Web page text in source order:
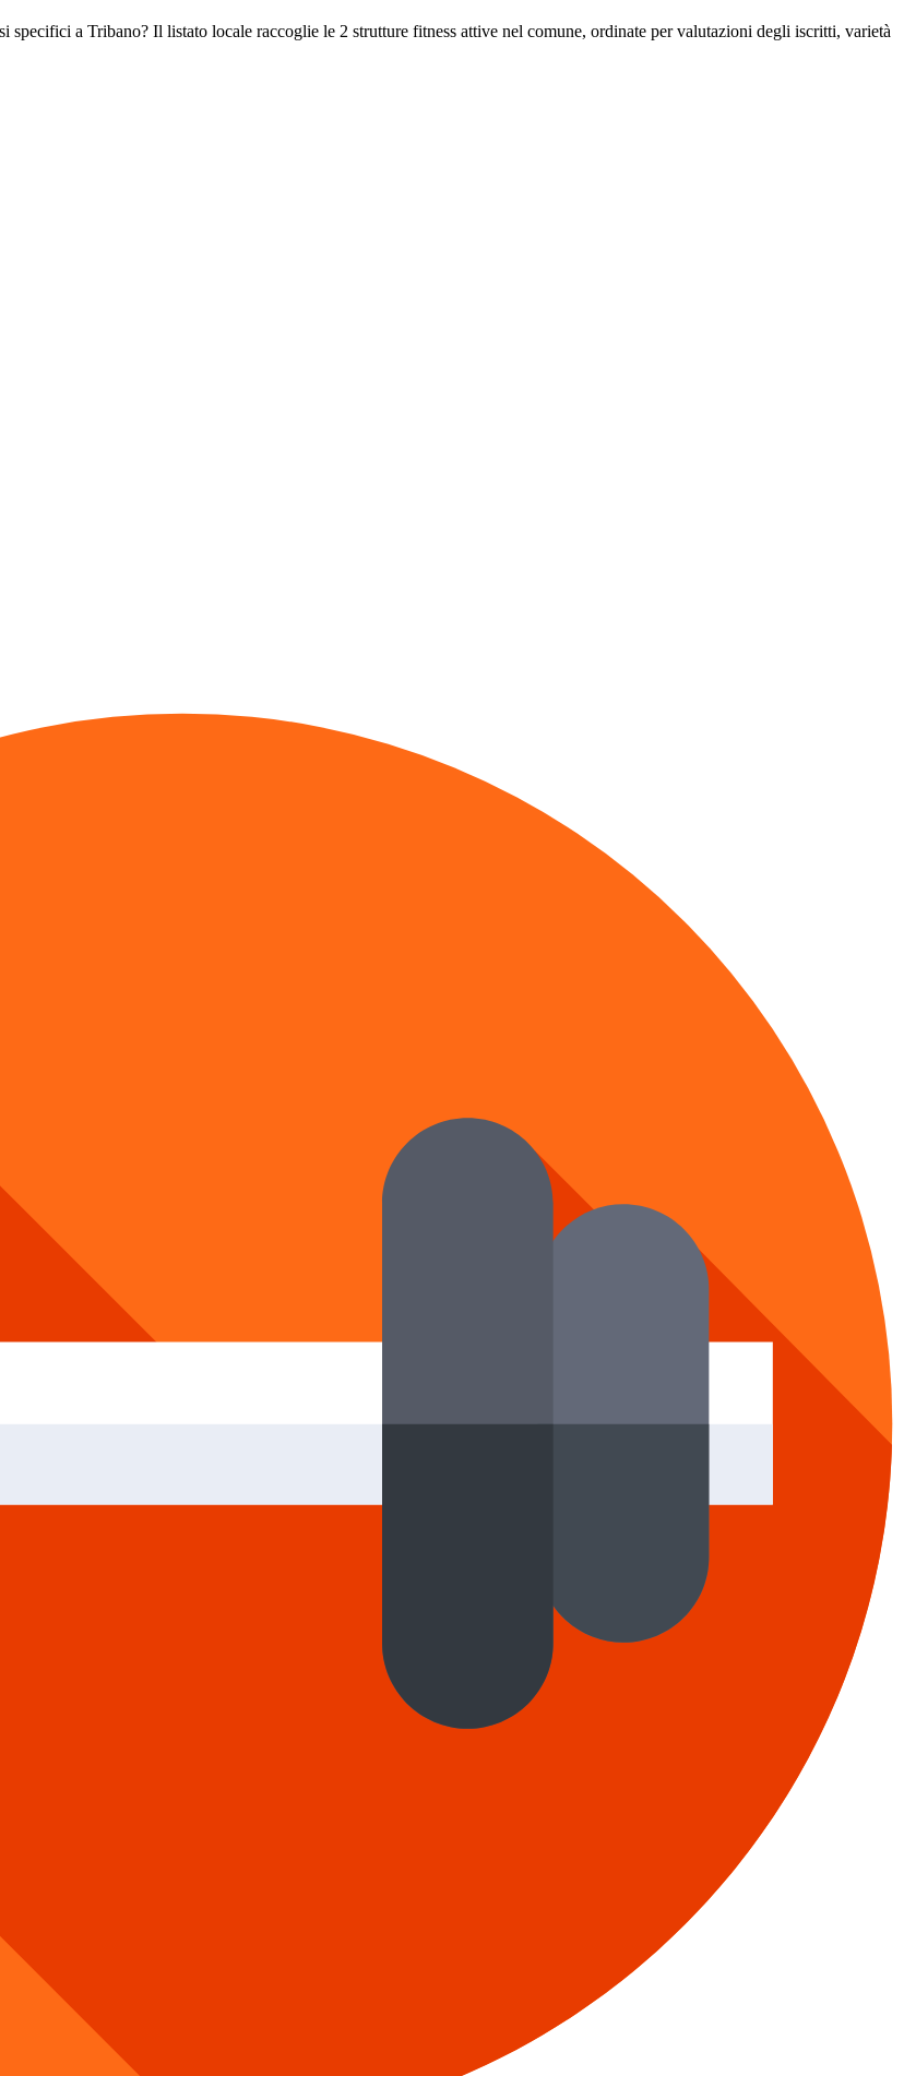
a Tribano? Il listato locale raccoglie le 2 strutture fitness attive nel comune, ordinate per valutazioni degli iscritti, varietà